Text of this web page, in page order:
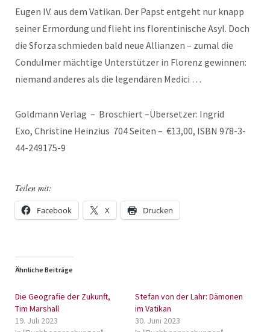
Eugen IV. aus dem Vatikan. Der Papst entgeht nur knapp
seiner Ermordung und flieht ins florentinische Asyl. Doch
die Sforza schmieden bald neue Allianzen – zumal die
Condulmer mächtige Unterstützer in Florenz gewinnen:
niemand anderes als die legendären Medici …
Goldmann Verlag – Broschiert –Übersetzer: Ingrid
Exo, Christine Heinzius 704 Seiten – €13,00, ISBN 978-3-
44-249175-9
Teilen mit:
Facebook X Drucken
Ähnliche Beiträge
Die Geografie der Zukunft,
Tim Marshall
19. Juli 2023
Stefan von der Lahr: Dämonen
im Vatikan
30. Juni 2023